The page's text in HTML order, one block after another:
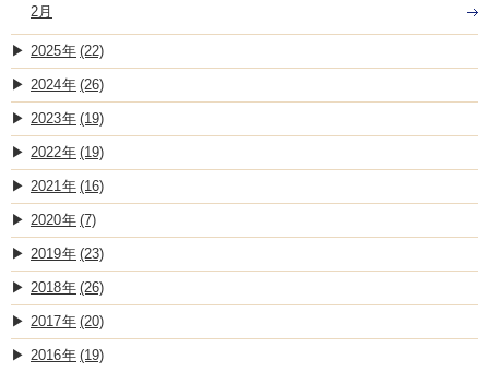
2月
2025 (22)
2024 (26)
2023 (19)
2022 (19)
2021 (16)
2020 (7)
2019 (23)
2018 (26)
2017 (20)
2016 (19)